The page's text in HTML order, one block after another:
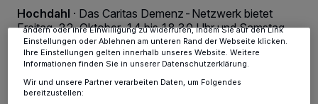
Hochdahl · Das Caritas Demenz-Netzwerk bietet
Freitag, 22. Oktober, 14 bis 18.30 Uhr und Samstag,
23. Oktober, von 9 bis 13.30 Uhr eine
Angehörigenschulung im AWO Treff im Bürgerhaus,
Sedentaler Straße 105 in Hochdahl an.
Anzeigen möglicherweise nicht mehr so relevant für Sie. Sie können
dieses Menü jederzeit wieder aufrufen, um Ihre Einstellungen zu
ändern oder Ihre Einwilligung zu widerrufen, indem Sie auf den Link
Einstellungen oder Ablehnen am unteren Rand der Webseite klicken.
Ihre Einstellungen gelten innerhalb unseres Website. Weitere
Informationen finden Sie in unserer Datenschutzerklärung.
Wir und unsere Partner verarbeiten Daten, um Folgendes
bereitzustellen: